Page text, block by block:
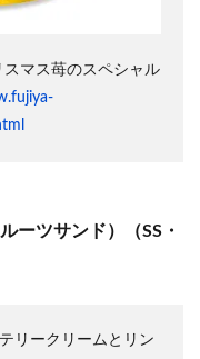
マス苺のスペシャル
ーツサンド）（SS・
リークリームとリン